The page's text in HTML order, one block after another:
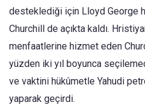
desteklediği için Lloyd George
Churchill de açıkta kaldı.
menfaatlerine hizmet eden
yüzden iki yıl boyunca
ve vaktini hükûmetle Yahudi
yaparak geçirdi.